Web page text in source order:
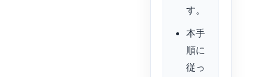
す。
本手
順に
従っ